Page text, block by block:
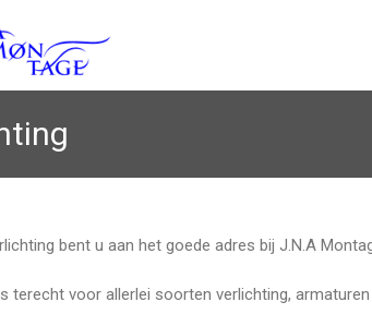
bent u aan het goede adres bij J.N.A
terecht voor allerlei soorten verlichting,